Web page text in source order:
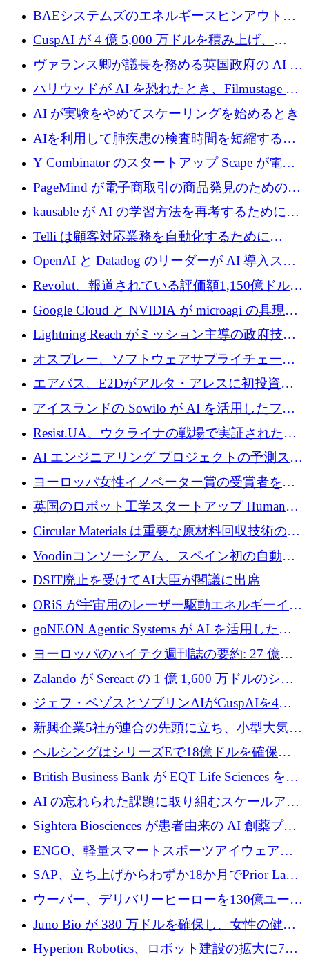
上の取引に 10 億ユーロ以上を投資
BAEシステムズのエネルギースピンアウト原
子力タービンが1500万ポンドの資金調達でス
テルスから浮上
CuspAI が 4 億 5,000 万ドルを積み上げ、
Resist.UA が 5,000 万ユーロの基金を立ち上
げ、DSIT が廃止される
ヴァランス卿が議長を務める英国政府の AI タ
スクフォースが発足
ハリウッドが AI を恐れたとき、Filmustage は
代わりにプリプロダクションに賭けました
AI が実験をやめてスケーリングを始めるとき
AIを利用して肺疾患の検査時間を短縮する英
国のヘルステック挑戦者が1900万ドルを獲得
Y Combinator のスタートアップ Scape が電子
メールを再考するために 320 万ドルを調達し
てステルスから浮上
PageMind が電子商取引の商品発見のための
AI を拡張するために 120 万ユーロを調達
kausable が AI の学習方法を再考するために
1,200 万ユーロを調達
Telli は顧客対応業務を自動化するために
1,500 万ドルのシードを確保
OpenAI と Datadog のリーダーが AI 導入スタ
ートアップ Arrakis を支援
Revolut、報道されている評価額1,150億ドルで
の新たな二次株式売却を確認
Google Cloud と NVIDIA が microagi の具現化
された AI の野望を推進
Lightning Reach がミッション主導の政府技術
グループとしてポートフォリオを拡大し ETG
に買収
オスプレー、ソフトウェアサプライチェーン
攻撃を阻止するために265万ドルを確保
エアバス、E2Dがアルタ・アレスに初投資、
欧州防衛技術ファンドに5億ユーロを拠出
アイスランドの Sowilo が AI を活用したファ
ッション製品インテリジェンス プラットフォ
ームを拡大するためにプレシードを調達
Resist.UA、ウクライナの戦場で実証された防
衛技術を拡大するために5,000万ユーロの欧州
基金を立ち上げる
AI エンジニアリング プロジェクトの予測スタ
ートアップ Cascade が a16z アクセラレータか
らの支援を獲得
ヨーロッパ女性イノベーター賞の受賞者を紹
介します
英国のロボット工学スタートアップ Humanoid
がシリーズ A 1 億 5,200 万ドルで評価額 13 億
5,000 万ドルに到達
Circular Materials は重要な原材料回収技術の拡
張に 1,180 万ユーロを確保
Voodinコンソーシアム、スペイン初の自動木
製ブレード工場の建設にEU補助金4,800万ユ
ーロを確保
DSIT廃止を受けてAI大臣が閣議に出席
ORiS が宇宙用のレーザー駆動エネルギーイン
フラの構築に 500 万ユーロを調達
goNEON Agentic Systems が AI を活用したイ
ンフラ計画を加速するために 16 万ユーロを確
ヨーロッパのハイテク週刊誌の要約: 27 億ユ
ーロを超える 60 以上のハイテク資金調達取引
Zalando が Sereact の 1 億 1,600 万ドルのシリ
ーズ B に参加し、AI を活用した倉庫自動化を
ジェフ・ベゾスとソブリンAIがCuspAIを4億
5,000万ドルの資金調達で支援
新興企業5社が連合の先頭に立ち、小型大気質
センサーをEUのクリーンエア政策の中心に据
ヘルシングはシリーズEで18億ドルを確保、
ウーバーはデリバリー・ヒーローを130億ユー
ロの契約で買収、レボルトは2027年に米国の
銀行を立ち上げる
British Business Bank が EQT Life Sciences を
2,500 万ユーロのコミットメントで支援
AI の忘れられた課題に取り組むスケールアッ
プを実現: カメラロール
Sightera Biosciences が患者由来の AI 創薬プラ
ットフォームを拡大するために 300 万ユーロ
のプレシードをクローズ
ENGO、軽量スマートスポーツアイウェアの
進歩のために510万ユーロを調達
SAP、立ち上げからわずか18か月でPrior Labs
を10億ユーロ以上の契約で買収
ウーバー、デリバリーヒーローを130億ユーロ
の契約で買収、99か国にまたがるプラットフ
ォームを構築
Juno Bio が 380 万ドルを確保し、女性の健康
専用の初のシーケンスラボを開設
Hyperion Robotics、ロボット建設の拡大に740